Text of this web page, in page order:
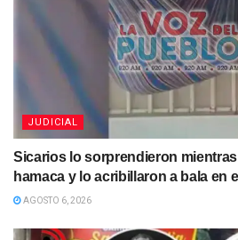
JUDICIAL
Sicarios lo sorprendieron
hamaca y lo acribillaron a bala en
AGOSTO 6, 2026